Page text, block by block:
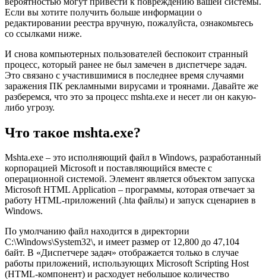
Если вы хотите получить больше информации о
редактировании реестра вручную, пожалуйста, ознакомьтесь
со ссылками ниже.
И снова компьютерных пользователей беспокоит странный
процесс, который ранее не был замечен в диспетчере задач.
Это связано с участившимися в последнее время случаями
заражения ПК рекламными вирусами и троянами. Давайте же
разберемся, что это за процесс mshta.exe и несет ли он какую-
либо угрозу.
Что такое mshta.exe?
Mshta.exe – это исполняющий файл в Windows, разработанный
корпорацией Microsoft и поставляющийся вместе с
операционной системой. Элемент является объектом запуска
Microsoft HTML Application – программы, которая отвечает за
работу HTML-приложений (.hta файлы) и запуск сценариев в
Windows.
По умолчанию файл находится в директории
C:\Windows\System32\, и имеет размер от 12,800 до 47,104
байт. В «Диспетчере задач» отображается только в случае
работы приложений, использующих Microsoft Scripting Host
(HTML-компонент) и расходует небольшое количество